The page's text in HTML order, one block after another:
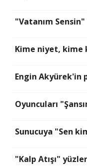
"Vatanım
Kime niyet, kime
Engin Akyürek'in
Oyuncuları
Sunucuya "Sen
"Kalp Atışı"